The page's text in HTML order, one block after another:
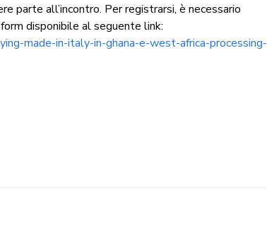
parte all’incontro. Per registrarsi, è necessario
disponibile al seguente link:
made-in-italy-in-ghana-e-west-africa-processing-